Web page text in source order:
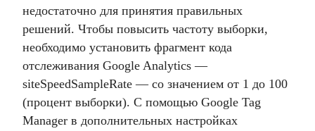
недостаточно для принятия правильных
решений. Чтобы повысить частоту выборки,
необходимо установить фрагмент кода
отслеживания Google Analytics —
siteSpeedSampleRate — со значением от 1 до 100
(процент выборки). С помощью Google Tag
Manager в дополнительных настройках